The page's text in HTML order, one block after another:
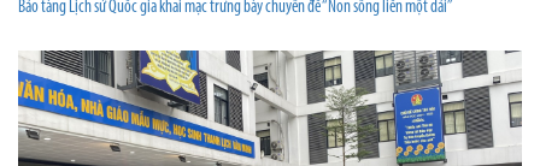
Bảo tàng Lịch sử Quốc gia khai mạc trưng bày chuyên đề “Non sông liền một dải”